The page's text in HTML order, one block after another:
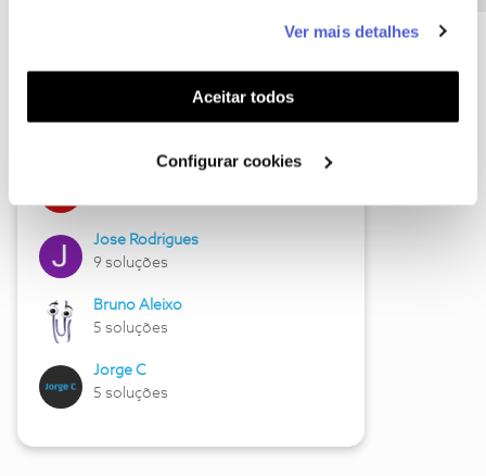
funcionalidades (cookies de personalização e
funcionalidade) e adaptar anúncios aos seus interesses
(cookies de publicidade personalizada). Pode gerir a
utilização dos cookies clicando em "Configurar
Ver mais detalhes
Aceitar todos
Configurar cookies
Hall of Fame de julho
Jose Rodrigues
9 soluções
Bruno Aleixo
5 soluções
Jorge C
5 soluções